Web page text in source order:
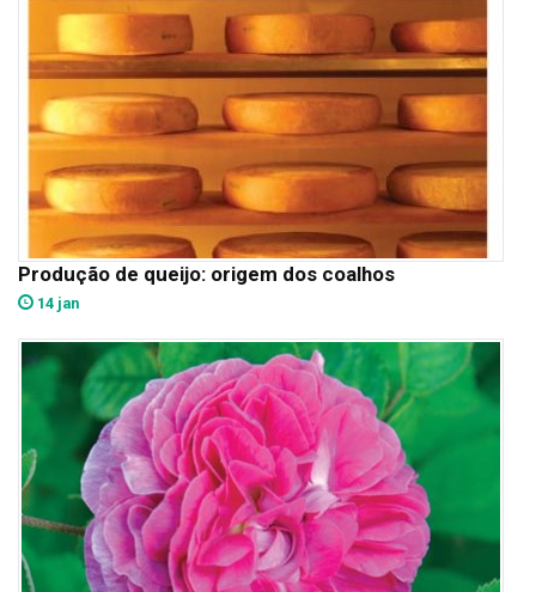
Produção de queijo: origem dos coalhos
14 jan